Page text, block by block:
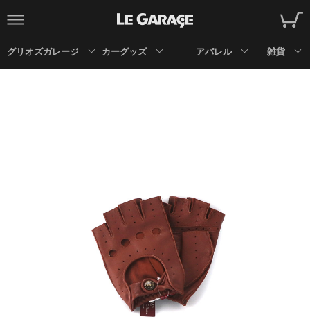
グリオズガレージ カーグッズ アパレル 雑貨